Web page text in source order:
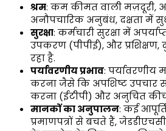
श्रम: कम कीमत वाली मज़दूरी,
अनौपचारिक अनुबंध, दक्षता में
सुरक्षा: कर्मचारी सुरक्षा में
उपकरण (पीपीई), और प्रशिक्षण,
रहा है.
पर्यावरणीय प्रभाव:
करना जैसे कि अपशिष्ट उपचार
करना (ईटीपी) और अनुचित
मानकों का अनुपालन: कई
प्रमाणपत्रों से बचते हैं,